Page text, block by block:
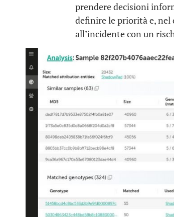
prendere decisioni
definire le priorità e, nel
all’incidente con un